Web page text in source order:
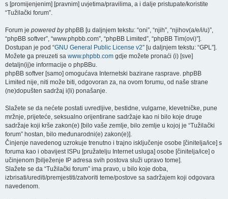
s [promijenjenim] [pravnim] uvjetima/pravilima, a i dalje pristupate/koristite
“Tužilački forum”.
Forum je powered byphpBB [u daljnjem tekstu: “oni”, “njih”, “njihov(a/e/i/u)”,
“phpBB softver”, “www.phpbb.com”, “phpBB Limited”, “phpBB Tim(ovi)”].
Dostupan je pod “GNU General Public License v2” [u daljnjem tekstu: “GPL”].
Možete ga preuzeti sa www.phpbb.com gdje možete pronaći (i) [sve]
detaljn(ij)e informacije o phpBBu.
phpBB softver [samo] omogućava Internetski bazirane rasprave. phpBB
Limited nije, niti može biti, odgovoran za, na ovom forumu, od naše strane
(ne)dopušten sadržaj i(li) ponašanje.
Slažete se da nećete postati uvredljive, bestidne, vulgarne, klevetničke, pune
mržnje, prijeteće, seksualno orijentirane sadržaje kao ni bilo koje druge
sadržaje koji krše zakon(e) [bilo vaše zemlje, bilo zemlje u kojoj je “Tužilački
forum” hostan, bilo međunarodni(e) zakon(e)].
Činjenje navedenog uzrokuje trenutno i trajno isključenje osobe [činitelja/ice] s
foruma kao i obavijest ISPu [pružatelju Internet usluga] osobe [činitelja/ice] o
učinjenom [bilježenje IP adresa svih postova služi upravo tome].
Slažete se da “Tužilački forum” ima pravo, u bilo koje doba,
izbrisati/urediti/premjestiti/zatvoriti teme/postove sa sadržajem koji odgovara
navedenom.